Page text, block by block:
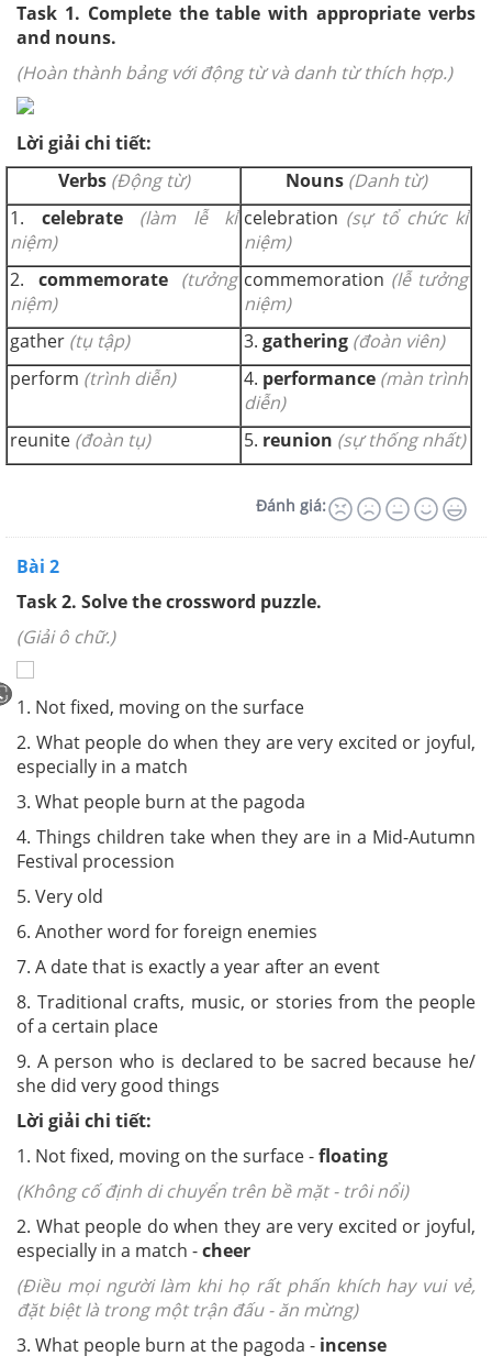
Task 1. Complete the table with appropriate verbs
and nouns.
(Hoàn thành bảng với động từ và danh từ thích hợp.)
Lời giải chi tiết:
Verbs(Động từ) Nouns (Danh từ)
1. celebrate (làm lễ kỉ
niệm)
celebration (sự tổ chức kỉ
niệm)
2. commemorate
(tưởng
niệm)
commemoration (lễ tưởng
niệm)
gather (tụ tập) 3. gathering (đoàn viên)
perform (trình diễn) 4. performance (màn trình
diễn)
reunite (đoàn tụ) 5. reunion (sự thống nhất)
Đánh giá:
Bài 2
Task 2. Solve the crossword puzzle.
(Giải ô chữ.)
1. Not fixed, moving on the surface
2. What people do when they are very excited or joyful,
especially in a match
3. What people burn at the pagoda
4. Things children take when they are in a Mid-Autumn
Festival procession
5. Very old
6. Another word for foreign enemies
7. A date that is exactly a year after an event
8. Traditional crafts, music, or stories from the people
of a certain place
9. A person who is declared to be sacred because he/
she did very good things
Lời giải chi tiết:
1. Not fixed, moving on the surface -floating
(Không cố định di chuyển trên bề mặt - trôi nổi)
2. What people do when they are very excited or joyful,
especially in a match -cheer
(Điều mọi người làm khi họ rất phấn khích hay vui vẻ,
đặt biệt là trong một trận đấu - ăn mừng)
3. What people burn at the pagoda - incense